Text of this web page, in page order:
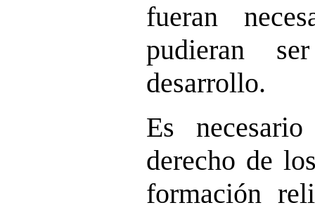
fueran
pudieran
desarrollo.
Es
derecho de
formación